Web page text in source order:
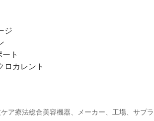
ジ
ト
ロカレント
ア療法総合美容機器、メーカー、工場、サプ